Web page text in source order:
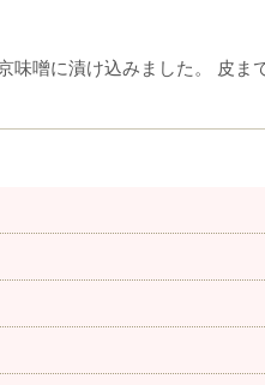
噌に漬け込みました。 皮